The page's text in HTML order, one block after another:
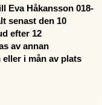
Eva Håkansson 018-
senast den 10
efter 12
av annan
eller i mån av plats